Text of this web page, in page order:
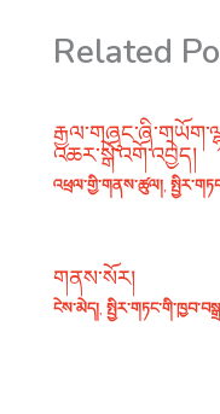
Related
འཆར་སྒོ་འགོ་འབྱེད།
འཕྲལ་གྱི་གནས་ཚུལ།,
གནས་སོར།
ངེས་མེད།,